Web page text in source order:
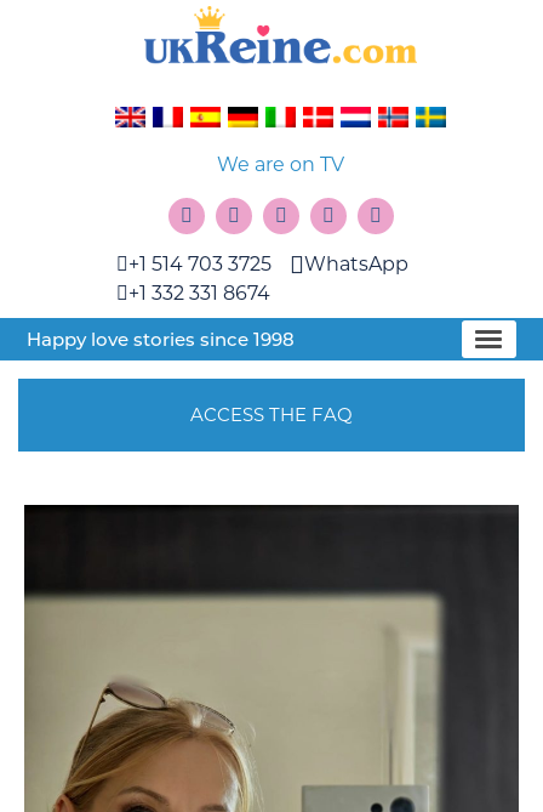
We are on TV
+1 514 703 3725
+1 332 331 8674
WhatsApp
Happy love stories since 1998
ACCESS THE FAQ